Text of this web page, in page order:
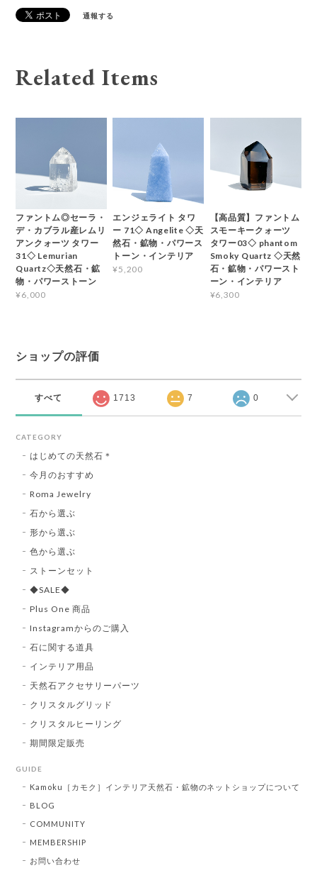
通報する
Related Items
ファントム◎セーラ・
デ・カブラル産レムリ
アンクォーツ タワー
31◇ Lemurian
Quartz◇天然石・鉱
物・パワーストーン
¥6,000
エンジェライト タワ
ー 71◇ Angelite ◇天
然石・鉱物・パワース
トーン・インテリア
¥5,200
【高品質】ファントム
スモーキークォーツ
タワー03◇ phantom
Smoky Quartz ◇天然
石・鉱物・パワースト
ーン・インテリア
¥6,300
ショップの評価
すべて 1713 7 0
CATEGORY
はじめての天然石＊
今月のおすすめ
Roma Jewelry
石から選ぶ
形から選ぶ
色から選ぶ
ストーンセット
◆SALE◆
Plus One 商品
Instagramからのご購入
石に関する道具
インテリア用品
天然石アクセサリーパーツ
クリスタルグリッド
クリスタルヒーリング
期間限定販売
GUIDE
Kamoku［カモク］インテリア天然石・鉱物のネットショップについて
BLOG
COMMUNITY
MEMBERSHIP
お問い合わせ